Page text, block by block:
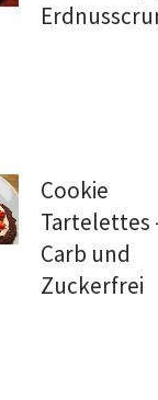
Cookie
Tartelettes
Carb und
Zuckerfrei